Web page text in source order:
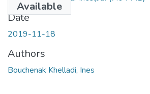
Available
Date
2019-11-18
Authors
Bouchenak Khelladi, Ines